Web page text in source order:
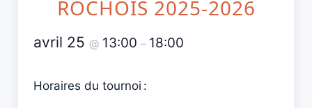
ROCHOIS 2025-2026
avril 25 @ 13:00 – 18:00
Horaires du tournoi :